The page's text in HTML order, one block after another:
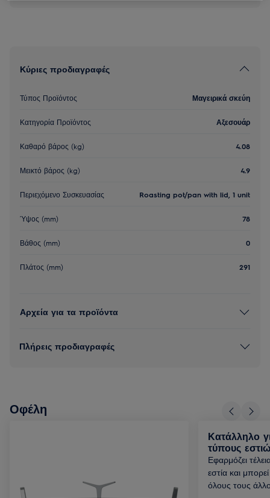
Κύριες προδιαγραφές
Τύπος Προϊόντος Μαγειρικά σκεύη
Κατηγορία Προϊόντος Αξεσουάρ
Καθαρό βάρος (kg) 4.08
Μεικτό βάρος (kg) 4.9
Περιεχόμενο Συσκευασίας Roasting pot/pan with lid, 1 unit
Ύψος (mm) 78
Βάθος (mm) 0
Πλάτος (mm) 291
Αρχεία για τα προϊόντα
Πλήρεις προδιαγραφές
Οφέλη
Κατάλληλο
τύπους
Εφαρμόζει
εστία και
όλους τους